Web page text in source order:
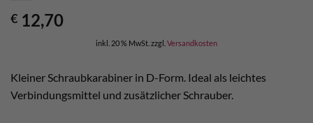
€ 12,70
inkl. 20 % MwSt. zzgl. Versandkosten
Kleiner Schraubkarabiner in D-Form. Ideal als leichtes
Verbindungsmittel und zusätzlicher Schrauber.